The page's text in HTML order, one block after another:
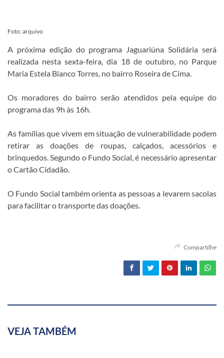
Foto: arquivo
A próxima edição do programa Jaguariúna Solidária será
realizada nesta sexta-feira, dia 18 de outubro, no Parque
Maria Estela Bianco Torres, no bairro Roseira de Cima.
Os moradores do bairro serão atendidos pela equipe do
programa das 9h às 16h.
As famílias que vivem em situação de vulnerabilidade podem
retirar as doações de roupas, calçados, acessórios e
brinquedos. Segundo o Fundo Social, é necessário apresentar
o Cartão Cidadão.
O Fundo Social também orienta as pessoas a levarem sacolas
para facilitar o transporte das doações.
Compartilhe
VEJA TAMBÉM